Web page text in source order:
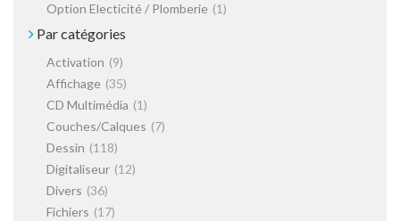
Option Electicité / Plomberie (1)
Par catégories
Activation (9)
Affichage (35)
CD Multimédia (1)
Couches/Calques (7)
Dessin (118)
Digitaliseur (12)
Divers (36)
Fichiers (17)